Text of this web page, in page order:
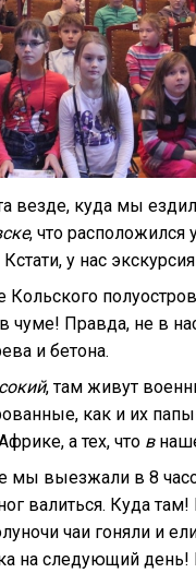
везде, куда мы
, что расположился
Кстати, у нас
чуме! Правда, не в
и бетона.
, там живут
как и их
а тех, что в
мы выезжали в 8
валиться. Куда
чаи гоняли и
на следующий